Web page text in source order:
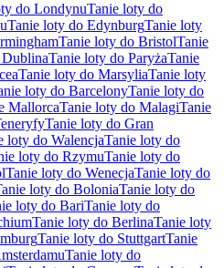
do LondynuTanie loty do
Tanie loty do EdynburgTanie loty
Tanie loty do BristolTanie
Tanie loty do ParyżaTanie
Tanie loty do MarsyliaTanie loty
loty do BarcelonyTanie loty do
MallorcaTanie loty do MalagiTanie
Tanie loty do Gran
loty do WalencjaTanie loty do
loty do RzymuTanie loty do
Tanie loty do WenecjaTanie loty do
loty do BoloniaTanie loty do
loty do BariTanie loty do
Tanie loty do BerlinaTanie loty
Tanie loty do StuttgartTanie
Tanie loty do